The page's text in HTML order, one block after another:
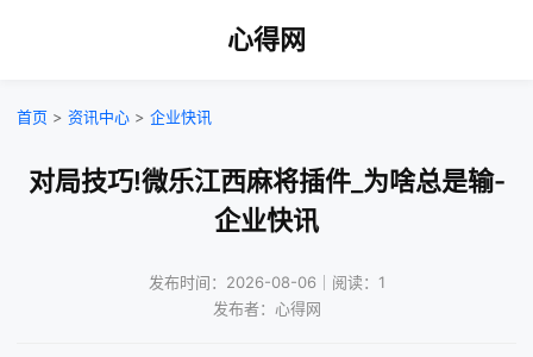
心得网
首页 > 资讯中心 > 企业快讯
对局技巧!微乐江西麻将插件_为啥总是输-
企业快讯
发布时间：2026-08-06｜阅读：1
发布者：心得网